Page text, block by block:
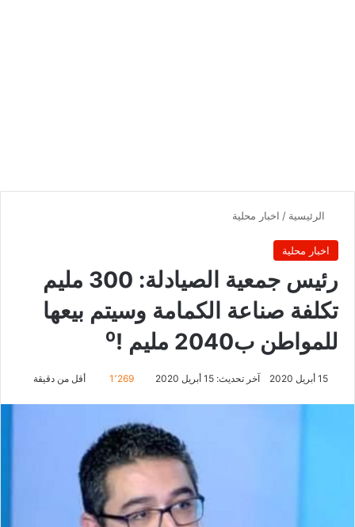
الرئيسية / اخبار محلية
اخبار محلية
رئيس جمعية الصيادلة: 300 مليم
تكلفة صناعة الكمامة وسيتم بيعها
للمواطن ب2040 مليم !⁰
15 أبريل 2020 آخر تحديث: 15 أبريل 2020 1٬269 أقل من دقيقة